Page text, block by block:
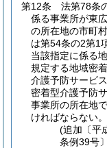
第12条
法第78条
係る事業所が東
の所在地の市町
は第54条の2第1
当該指定に係る
規定する地域密
介護予防サービ
密着型介護予防
事業所の所在地
ければならない。
(追加〔平
条例39号